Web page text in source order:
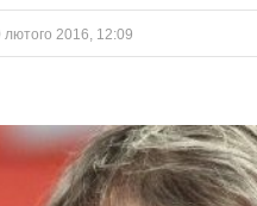
лютого 2016, 12:09